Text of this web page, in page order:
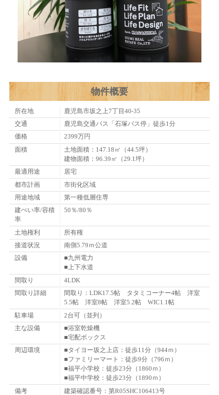
物件概要
所在地
鹿児島市坂之上7丁目40-35
交通
鹿児島交通バス「石塚バス停」徒歩1分
価格
2399万円
面積
土地面積：147.18㎡（44.5坪）
建物面積：96.39㎡（29.1坪）
最適用途
居宅
都市計画
市街化区域
用途地域
第一種低層住専
建ぺい率/容積
率
50％/80％
土地権利
所有権
接道状況
南側5.79ｍ公道
設備
■九州電力
■上下水道
間取り
4LDK
間取り詳細
間取り：LDK17.5帖 タタミコーナー4帖 洋室
5.5帖 洋室8帖 洋室5.2帖 WIC1.1帖
駐車場
2台可（並列）
主な設備
■浴室乾燥機
■宅配ボックス
周辺環境
■タイヨー坂之上店：徒歩11分（944ｍ）
■ファミリーマート：徒歩9分（796ｍ）
■福平小学校：徒歩23分（1860ｍ）
■福平中学校：徒歩23分（1890ｍ）
備考
建築確認番号：第R05SHC106413号